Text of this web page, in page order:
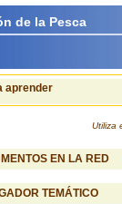
de la Pesca
aprender
Utiliza
EN LA RED
TEMÁTICO